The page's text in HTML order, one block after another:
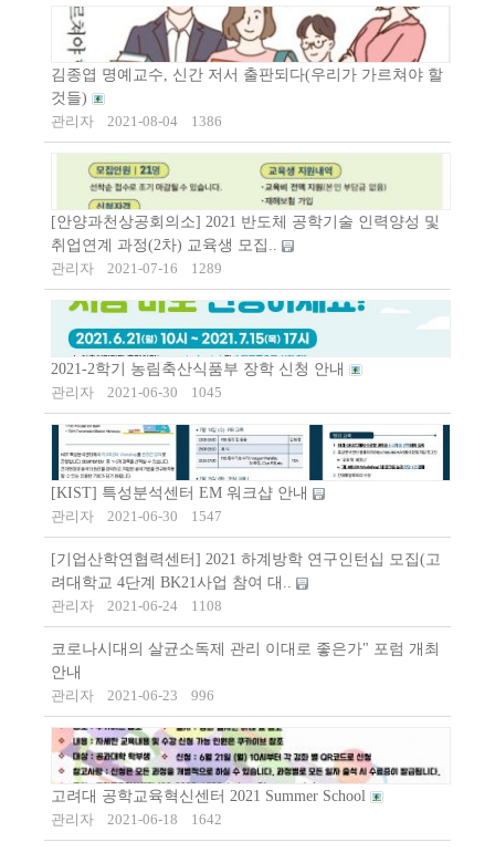
김종엽 명예교수, 신간 저서 출판되다(우리가 가르쳐야 할
것들)
관리자
2021-08-04 1386
[안양과천상공회의소] 2021 반도체 공학기술 인력양성 및
취업연계 과정(2차) 교육생 모집..
관리자
2021-07-16 1289
2021-2학기 농림축산식품부 장학 신청 안내
관리자
2021-06-30 1045
[KIST] 특성분석센터 EM 워크샵 안내
관리자
2021-06-30 1547
[기업산학연협력센터] 2021 하계방학 연구인턴십 모집(고
려대학교 4단계 BK21사업 참여 대..
관리자
2021-06-24 1108
코로나시대의 살균소독제 관리 이대로 좋은가" 포럼 개최
안내
관리자
2021-06-23 996
고려대 공학교육혁신센터 2021 Summer School
관리자
2021-06-18 1642